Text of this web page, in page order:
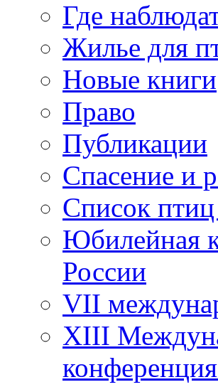
Где
Жилье для
Новые книги
Право
Публикации
Спасение и
Список
Юбилейная
России
VII
XIII